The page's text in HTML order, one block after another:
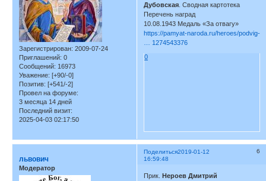
Зарегистрирован: 2009-07-24
Приглашений: 0
Сообщений: 16973
Уважение: [+90/-0]
Позитив: [+541/-2]
Провел на форуме:
3 месяца 14 дней
Последний визит:
2025-04-03 02:17:50
Дубовская . Сводная картотека
Перечень наград
10.08.1943 Медаль «За отвагу»
https://pamyat-naroda.ru/heroes/podvig-
… 1274543376
0
Поделиться 6
2019-01-12
16:59:48
львович
Модератор
Прик.
Нероев Дмитрий